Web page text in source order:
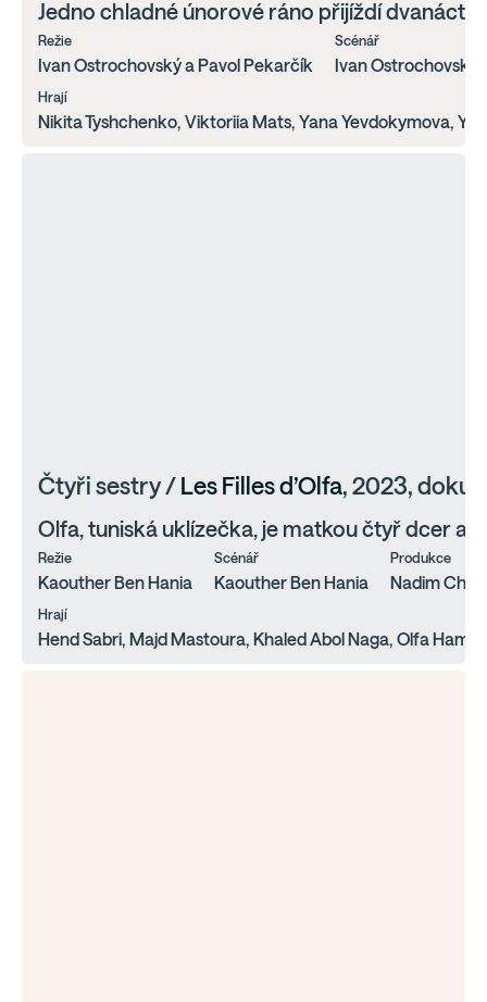
Jedno chladné únorové ráno přijíždí
Režie
Ivan Ostrochovský a Pavol Pekarčík
Scénář
Ivan
Hrají
Nikita Tyshchenko, Viktoriia Mats, Yana Yevdokymova,
Čtyři sestry / Les Filles d’Olfa, 2023,
Olfa, tuniská uklízečka, je matkou čtyř dcer a
Režie
Kaouther Ben Hania
Scénář
Kaouther Ben Hania
Produkce
Nadim
Hrají
Hend Sabri, Majd Mastoura, Khaled Abol Naga, Olfa